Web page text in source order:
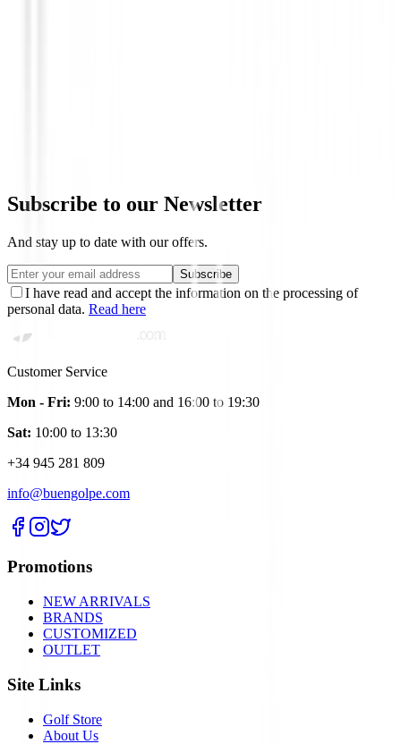
Subscribe to our Newsletter
And stay up to date with our offers.
Subscribe
I have read and accept the information on the processing of
personal data. Read here
Customer Service
Mon - Fri: 9:00 to 14:00 and 16:00 to 19:30
Sat: 10:00 to 13:30
+34 945 281 809
info@buengolpe.com
Promotions
NEW ARRIVALS
BRANDS
CUSTOMIZED
OUTLET
Site Links
Golf Store
About Us